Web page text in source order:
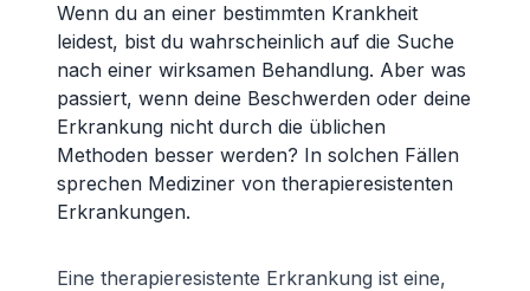
Wenn du an einer bestimmten Krankheit
leidest, bist du wahrscheinlich auf die Suche
nach einer wirksamen Behandlung. Aber was
passiert, wenn deine Beschwerden oder deine
Erkrankung nicht durch die üblichen
Methoden besser werden? In solchen Fällen
sprechen Mediziner von therapieresistenten
Erkrankungen.
Eine therapieresistente Erkrankung ist eine,